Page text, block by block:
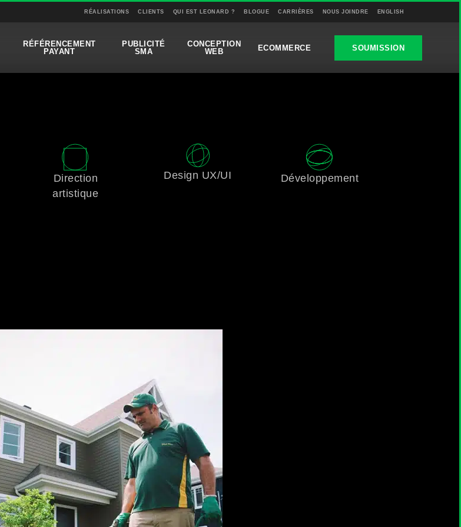
RÉALISATIONS CLIENTS QUI EST LEONARD ? BLOGUE CARRIÈRES NOUS JOINDRE ENGLISH
RÉFÉRENCEMENT
PAYANT
PUBLICITÉ
SMA
CONCEPTION
WEB
ECOMMERCE SOUMISSION
Direction
artistique
Design UX/UI Développement